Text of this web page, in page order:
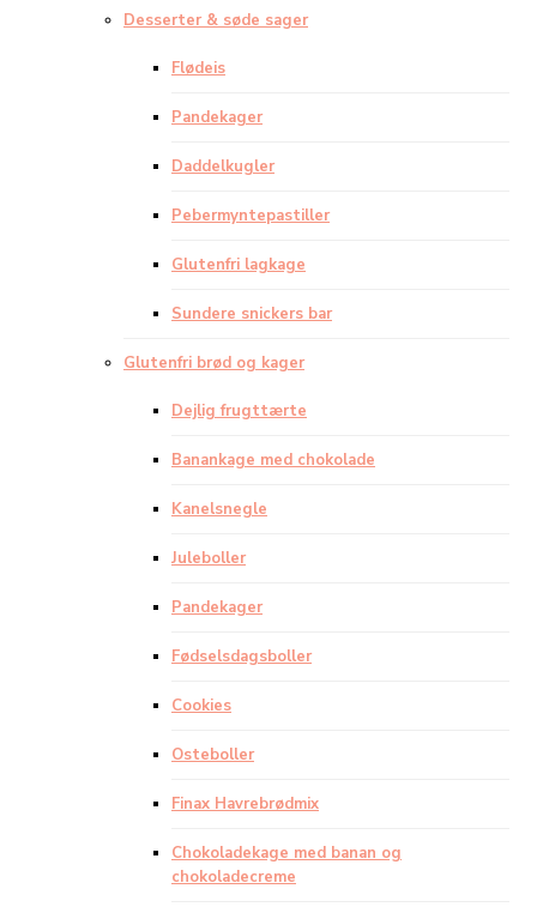
Desserter & søde sager
Flødeis
Pandekager
Daddelkugler
Pebermyntepastiller
Glutenfri lagkage
Sundere snickers bar
Glutenfri brød og kager
Dejlig frugttærte
Banankage med chokolade
Kanelsnegle
Juleboller
Pandekager
Fødselsdagsboller
Cookies
Osteboller
Finax Havrebrødmix
Chokoladekage med banan og
chokoladecreme